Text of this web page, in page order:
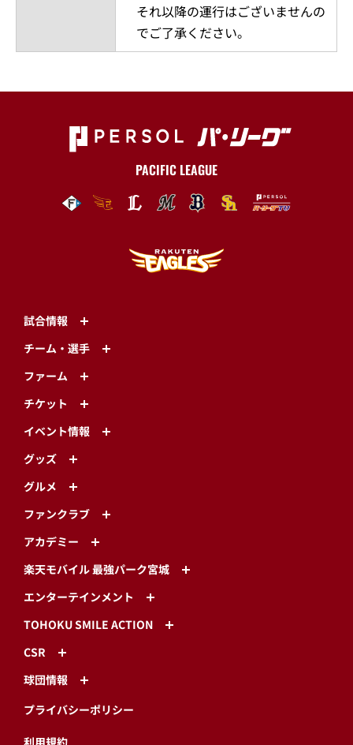
それ以降の運行はございませんの
でご了承ください。
PACIFIC LEAGUE
試合情報
チーム・選手
ファーム
チケット
イベント情報
グッズ
グルメ
ファンクラブ
アカデミー
楽天モバイル 最強パーク宮城
エンターテインメント
TOHOKU SMILE ACTION
CSR
球団情報
プライバシーポリシー